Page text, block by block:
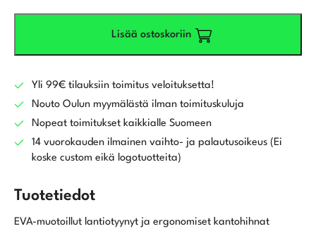
Lisää ostoskoriin
Yli 99€ tilauksiin toimitus veloituksetta!
Nouto Oulun myymälästä ilman toimituskuluja
Nopeat toimitukset kaikkialle Suomeen
14 vuorokauden ilmainen vaihto- ja palautusoikeus (Ei
koske custom eikä logotuotteita)
Tuotetiedot
EVA-muotoillut lantiotyynyt ja ergonomiset kantohihnat